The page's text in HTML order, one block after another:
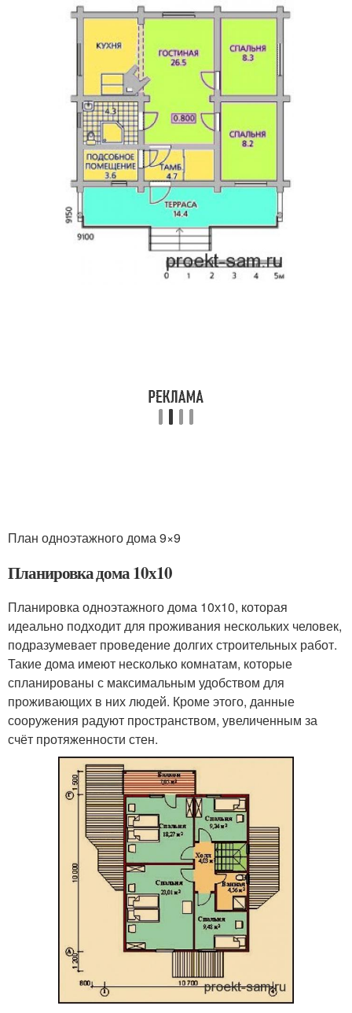
План одноэтажного дома 9×9
Планировка дома 10х10
Планировка одноэтажного дома 10х10, которая
идеально подходит для проживания нескольких человек,
подразумевает проведение долгих строительных работ.
Такие дома имеют несколько комнатам, которые
спланированы с максимальным удобством для
проживающих в них людей. Кроме этого, данные
сооружения радуют пространством, увеличенным за
счёт протяженности стен.